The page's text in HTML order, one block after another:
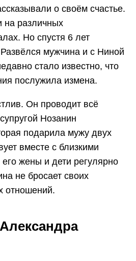
о своём счастье.
на различных
Но спустя 6 лет
мужчина и с Ниной
стало известно, что
послужила измена.
Он проводит всё
Нозанин
подарила мужу двух
вместе с близкими
жены и дети регулярно
не бросает своих
отношений.